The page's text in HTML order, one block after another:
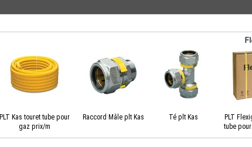
PLT Kas touret tube pour
gaz prix/m
Raccord Mâle plt Kas Té plt Kas
PLT
tube